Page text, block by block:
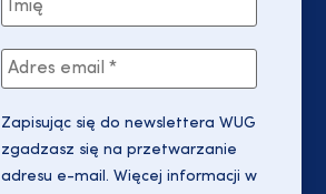
Zapisując się do newslettera WUG
zgadzasz się na przetwarzanie
adresu e-mail. Więcej informacji w